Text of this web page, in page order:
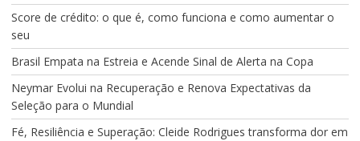
Score de crédito: o que é, como funciona e como aumentar o
seu
Brasil Empata na Estreia e Acende Sinal de Alerta na Copa
Neymar Evolui na Recuperação e Renova Expectativas da
Seleção para o Mundial
Fé, Resiliência e Superação: Cleide Rodrigues transforma dor em